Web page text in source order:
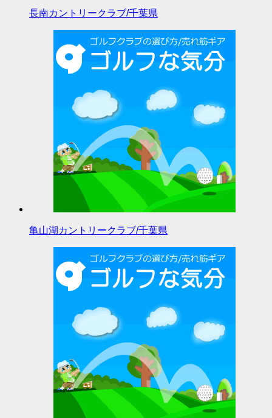
長南カントリークラブ/千葉県
亀山湖カントリークラブ/千葉県